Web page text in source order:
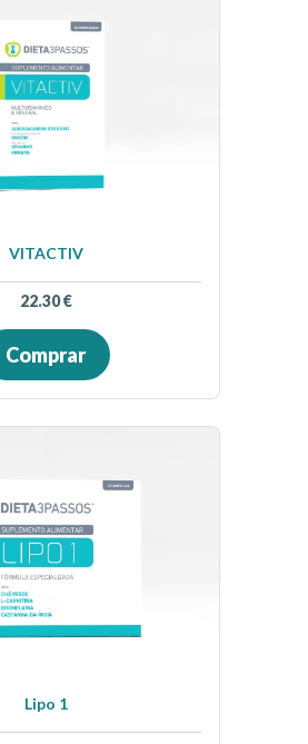
VITACTIV
22.30€
Comprar
Lipo 1